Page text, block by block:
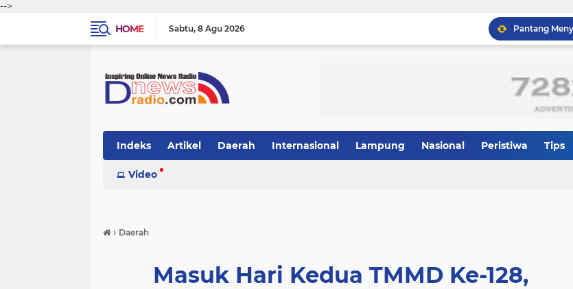
-->
HOME
Sabtu 8 Agu 2026
Indeks Artikel Daerah Internasional Lampung Nasional Peristiwa Tips
Video
› Daerah
Masuk Hari Kedua TMMD Ke-128,